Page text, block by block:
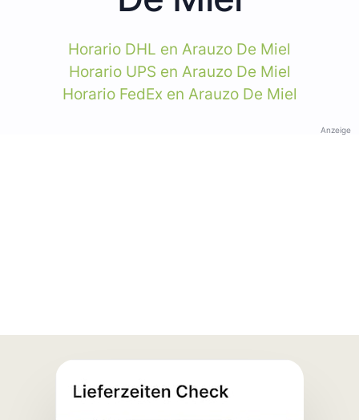
Horario DHL en Arauzo De Miel
Horario UPS en Arauzo De Miel
Horario FedEx en Arauzo De Miel
Anzeige